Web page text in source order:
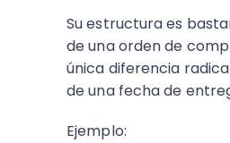
Su estructura es
de una orden de
única diferencia
de una fecha de
Ejemplo: